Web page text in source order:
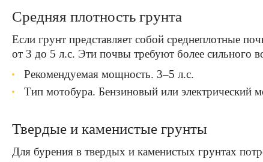
Средняя плотность грунта
Если грунт представляет собой среднеплотные
от 3 до 5 л.с. Эти почвы требуют более сильного
Рекомендуемая мощность. 3–5 л.с.
Тип мотобура. Бензиновый или электрический
Твердые и каменистые грунты
Для бурения в твердых и каменистых грунтах